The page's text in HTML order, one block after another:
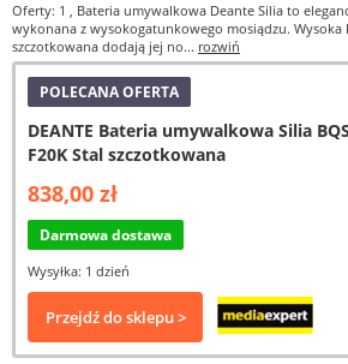
Oferty: 1 , Bateria umywalkowa Deante Silia to
wykonana z wysokogatunkowego mosiądzu. Wysoka
szczotkowana dodają jej no... rozwiń
POLECANA OFERTA
DEANTE Bateria umywalkowa Silia BQS
F20K Stal szczotkowana
838,00 zł
Darmowa dostawa
Wysyłka: 1 dzień
Przejdź do sklepu >